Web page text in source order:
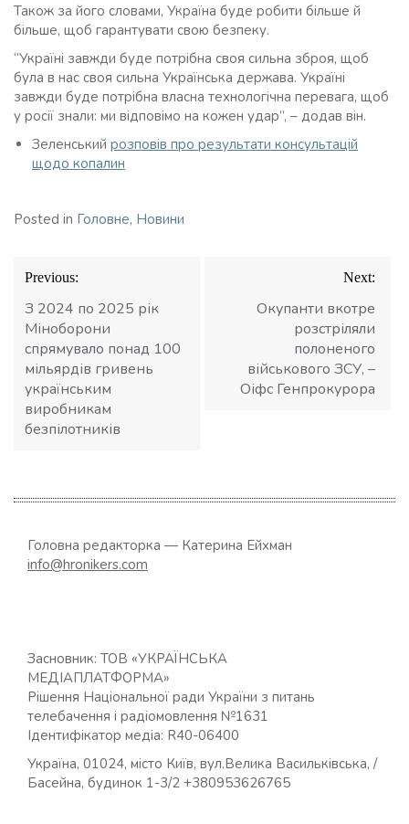
Також за його словами, Україна буде робити більше й
більше, щоб гарантувати свою безпеку.
“Україні завжди буде потрібна своя сильна зброя, щоб
була в нас своя сильна Українська держава. Україні
завжди буде потрібна власна технологічна перевага, щоб
у росії знали: ми відповімо на кожен удар”, – додав він.
Зеленський розповів про результати консультацій
щодо копалин
Posted in Головне, Новини
Навігація
записів
Previous:
З 2024 по 2025 рік
Міноборони
спрямувало понад 100
мільярдів гривень
українським
виробникам
безпілотників
Next:
Окупанти вкотре
розстріляли
полоненого
військового ЗСУ, –
Оіфс Генпрокурора
Головна редакторка — Катерина Ейхман
info@hronikers.com
Засновник: ТОВ «УКРАЇНСЬКА
МЕДІАПЛАТФОРМА»
Рішення Національної ради України з питань
телебачення і радіомовлення №1631
Ідентифікатор медіа: R40-06400
Україна, 01024, місто Київ, вул.Велика Васильківська, /
Басейна, будинок 1-3/2 +380953626765